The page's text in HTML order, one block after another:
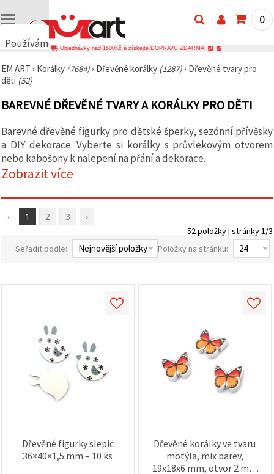
Používáme
🍪
Používáme
podobné
technologie,
zajistili
správné
fungování
webu,
zlepšili vaše
prostředí
používání a
s vaším
souhlasem
marketing.
souhlasit s
"Přijmout
vše!" Nebo
můžete
0
Objednávky nad 1600Kč a získejte DOPRAVU ZDARMA!
EM ART › Korálky (7684)› Dřevěné korálky (1287)› Dřevěné tvary pro
děti (52)
BAREVNÉ DŘEVĚNÉ TVARY A KORÁLKY PRO DĚTI
Barevné dřevěné figurky pro dětské šperky, sezónní přívěsky
a DIY dekorace. Vyberte si korálky s průvlekovým otvorem
nebo kabošony k nalepení na přání a dekorace.
Zobrazit více
‹ 1 2 3 ›
52 položky | stránky 1/3
Seřadit podle:
Položky na stránku:
Dřevěné figurky slepic
36×40×1,5 mm – 10 ks
Dřevěné korálky ve tvaru
motýla, mix barev,
19x18x6 mm, otvor 2 mm